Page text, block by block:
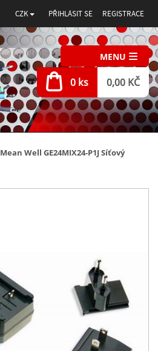
CZK PŘIHLÁSIT SE REGISTRACE
MENU
0 ks 0,00 KČ
Mean Well GE24MIX24-P1J Síťový